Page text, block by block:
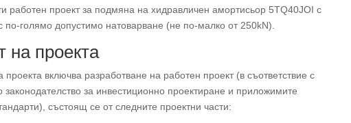
работен проект за подмяна на хидравличен амортисьор 5TQ40JOI с
по-голямо допустимо натоварване (не по-малко от 250kN).
на проекта
проекта включва разработване на работен проект (в съответствие с
законодателство за инвестиционно проектиране и приложимите
състоящ се от следните проектни части: